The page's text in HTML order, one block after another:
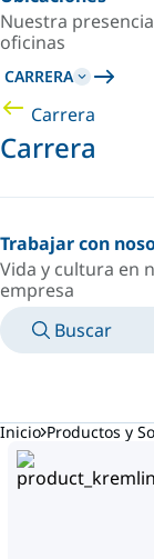
Nuestra
oficinas
CARRERA
Carrera
Carrera
Trabajar con
Vida y cultura en
empresa
Buscar
Inicio Productos y